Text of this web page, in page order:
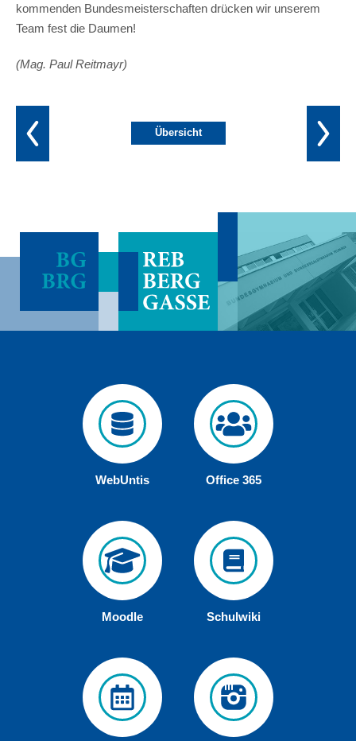
kommenden Bundesmeisterschaften drücken wir unserem
Team fest die Daumen!
(Mag. Paul Reitmayr)
Übersicht
WebUntis Office 365
Moodle Schulwiki